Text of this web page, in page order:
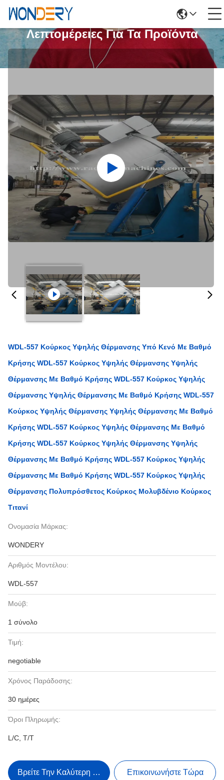
Λεπτομέρειες Για Τα Προϊόντα
WDL-557 Κούρκος Υψηλής Θέρμανσης Υπό Κενό Με Βαθμό
Κρήσης WDL-557 Κούρκος Υψηλής Θέρμανσης Υψηλής
Θέρμανσης Με Βαθμό Κρήσης WDL-557 Κούρκος Υψηλής
Θέρμανσης Υψηλής Θέρμανσης Με Βαθμό Κρήσης WDL-557
Κούρκος Υψηλής Θέρμανσης Υψηλής Θέρμανσης Με Βαθμό
Κρήσης WDL-557 Κούρκος Υψηλής Θέρμανσης Με Βαθμό
Κρήσης WDL-557 Κούρκος Υψηλής Θέρμανσης Υψηλής
Θέρμανσης Με Βαθμό Κρήσης WDL-557 Κούρκος Υψηλής
Θέρμανσης Με Βαθμό Κρήσης WDL-557 Κούρκος Υψηλής
Θέρμανσης Πολυπρόσθετος Κούρκος Μολυβδένιο Κούρκος
Τιτανί
Ονομασία Μάρκας:
WONDERY
Αριθμός Μοντέλου:
WDL-557
Μούβ:
1 σύνολο
Τιμή:
negotiable
Χρόνος Παράδοσης:
30 ημέρες
Όροι Πληρωμής:
L/C, T/T
Βρείτε Την Καλύτερη Τιμή Επικοινωνήστε Τώρα